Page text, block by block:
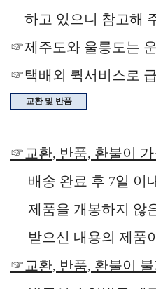
하고 있으니 참고해
☞제주도와 울릉도는
☞택배외 퀵서비스로
교환 및 반품
☞교환, 반품, 환불이
배송 완료 후 7일 이
제품을 개봉하지 않
받으신 내용의 제품
☞교환, 반품, 환불이